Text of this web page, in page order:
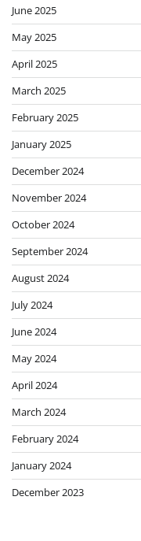
June 2025
May 2025
April 2025
March 2025
February 2025
January 2025
December 2024
November 2024
October 2024
September 2024
August 2024
July 2024
June 2024
May 2024
April 2024
March 2024
February 2024
January 2024
December 2023